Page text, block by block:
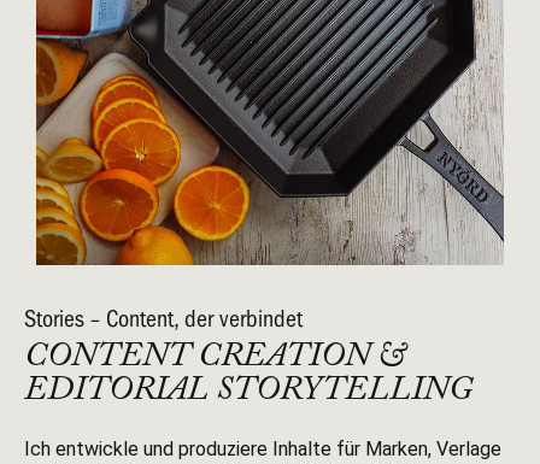
Stories – Content, der verbindet
CONTENT CREATION &
EDITORIAL STORYTELLING
Ich entwickle und produziere Inhalte für Marken, Verlage